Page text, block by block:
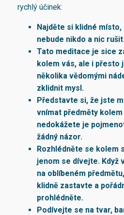
rychlý účinek:
Najděte si klidné
nebude nikdo a nic
Tato meditace je sice
kolem vás, ale i přesto
několika vědomými
zklidnit mysl.
Představte si, že jste
vnímat předměty
nedokážete je
žádný názor.
Rozhlédněte se kolem
jenom se dívejte. Když
na oblíbeném
klidně zastavte a
prohlédněte.
Podívejte se na tvar,